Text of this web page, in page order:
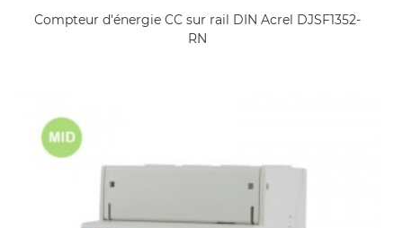
Compteur d'énergie CC sur rail DIN Acrel DJSF1352-
RN